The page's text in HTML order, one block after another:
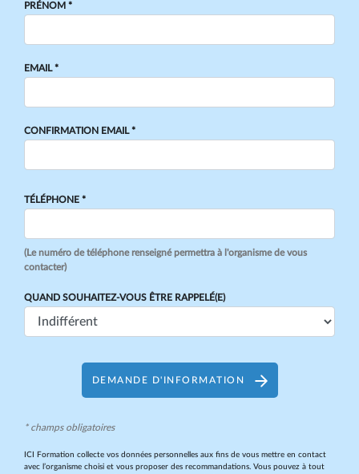
PRÉNOM *
EMAIL *
CONFIRMATION EMAIL *
TÉLÉPHONE *
(Le numéro de téléphone renseigné permettra à l'organisme de vous
contacter)
QUAND SOUHAITEZ-VOUS ÊTRE RAPPELÉ(E)
DEMANDE D'INFORMATION
* champs obligatoires
ICI Formation collecte vos données personnelles aux fins de vous mettre en contact
avec l’organisme choisi et vous proposer des recommandations. Vous pouvez à tout